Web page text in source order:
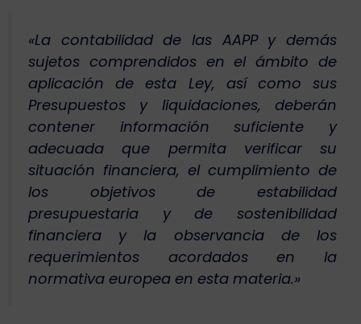
«La contabilidad de las AAPP y demás
sujetos comprendidos en el ámbito de
aplicación de esta Ley, así como sus
Presupuestos y liquidaciones, deberán
contener información suficiente y
adecuada que permita verificar su
situación financiera, el cumplimiento de
los objetivos de estabilidad
presupuestaria y de sostenibilidad
financiera y la observancia de los
requerimientos acordados en la
normativa europea en esta materia.»